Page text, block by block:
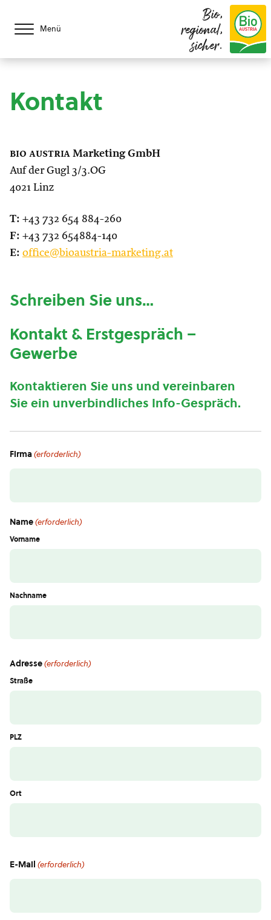
Menü
Bio,
regional,
sicher.
Kontakt
bio austria Marketing GmbH
Auf der Gugl 3/3.OG
4021 Linz
T: +43 732 654 884-260
F: +43 732 654884-140
E: office@bioaustria-marketing.at
Schreiben Sie uns…
Kontakt & Erstgespräch –
Gewerbe
Kontaktieren Sie uns und vereinbaren
Sie ein unverbindliches Info-Gespräch.
Firma(erforderlich)
Name(erforderlich)
Vorname
Nachname
Adresse(erforderlich)
Straße
PLZ
Ort
E-Mail (erforderlich)